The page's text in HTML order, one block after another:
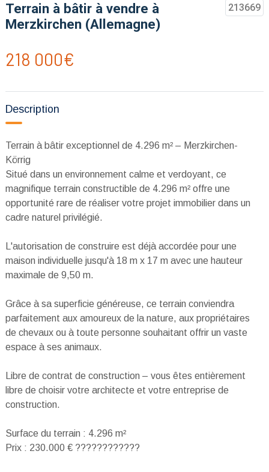
Terrain à bâtir à vendre à
Merzkirchen (Allemagne)
213669
218 000€
Description
Terrain à bâtir exceptionnel de 4.296 m² – Merzkirchen-
Körrig
Situé dans un environnement calme et verdoyant, ce
magnifique terrain constructible de 4.296 m² offre une
opportunité rare de réaliser votre projet immobilier dans un
cadre naturel privilégié.
L'autorisation de construire est déjà accordée pour une
maison individuelle jusqu'à 18 m x 17 m avec une hauteur
maximale de 9,50 m.
Grâce à sa superficie généreuse, ce terrain conviendra
parfaitement aux amoureux de la nature, aux propriétaires
de chevaux ou à toute personne souhaitant offrir un vaste
espace à ses animaux.
Libre de contrat de construction – vous êtes entièrement
libre de choisir votre architecte et votre entreprise de
construction.
Surface du terrain : 4.296 m²
Prix : 230.000 € ????????????